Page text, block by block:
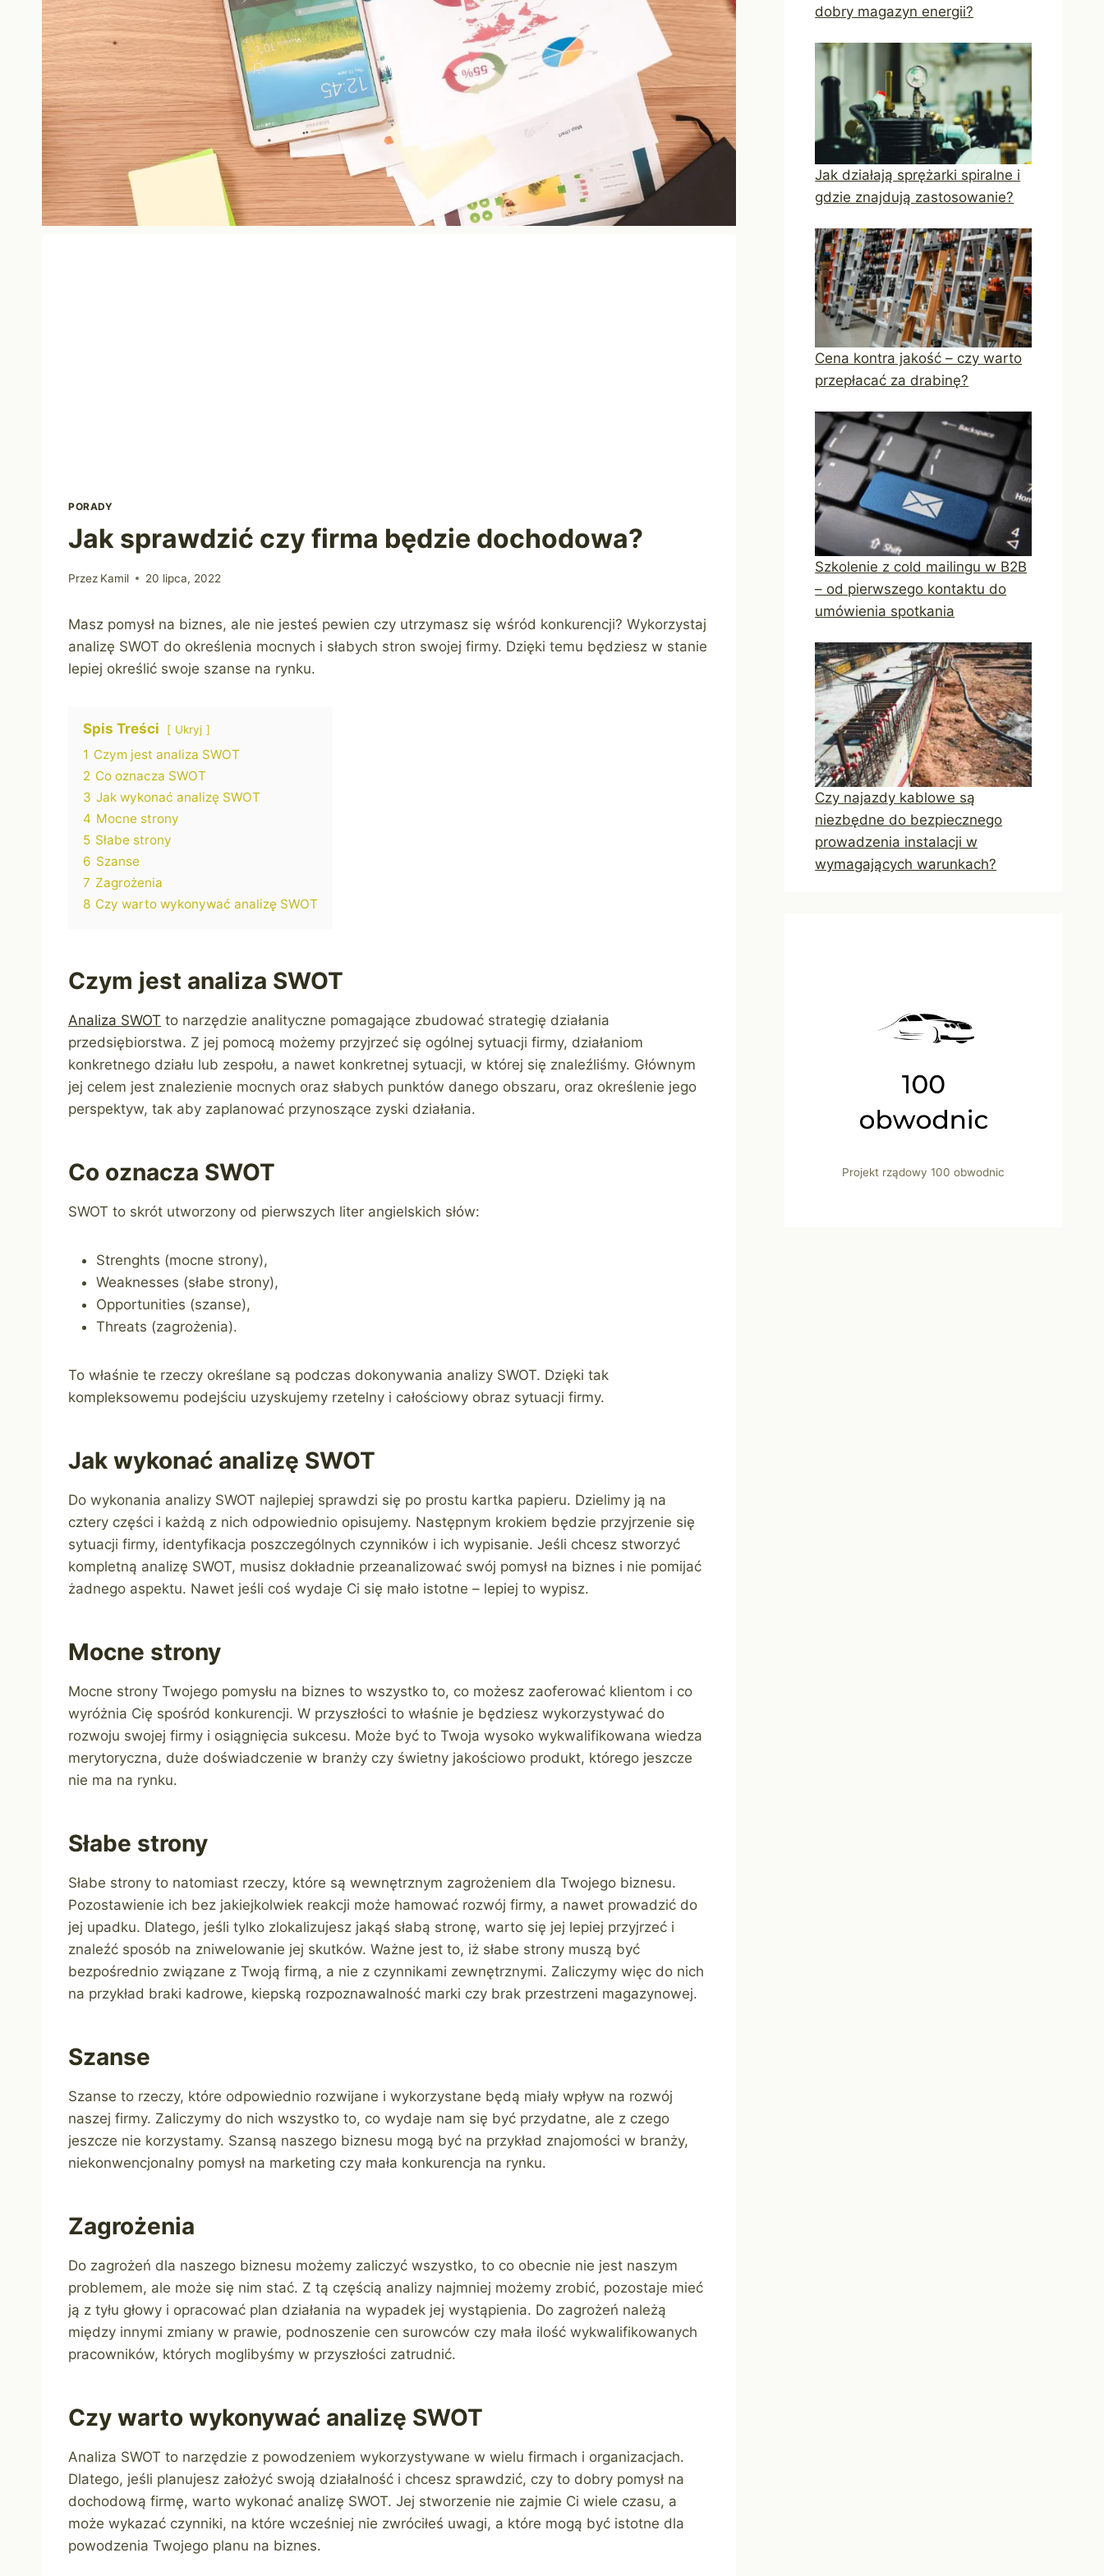
PORADY
Jak sprawdzić czy firma będzie dochodowa?
Przez Kamil 20 lipca, 2022
Masz pomysł na biznes, ale nie jesteś pewien czy utrzymasz się wśród konkurencji? Wykorzystaj
analizę SWOT do określenia mocnych i słabych stron swojej firmy. Dzięki temu będziesz w stanie
lepiej określić swoje szanse na rynku.
Spis Treści Ukryj
1 Czym jest analiza SWOT
2 Co oznacza SWOT
3 Jak wykonać analizę SWOT
4 Mocne strony
5 Słabe strony
6 Szanse
7 Zagrożenia
8 Czy warto wykonywać analizę SWOT
Czym jest analiza SWOT
Analiza SWOT to narzędzie analityczne pomagające zbudować strategię działania
przedsiębiorstwa. Z jej pomocą możemy przyjrzeć się ogólnej sytuacji firmy, działaniom
konkretnego działu lub zespołu, a nawet konkretnej sytuacji, w której się znaleźliśmy. Głównym
jej celem jest znalezienie mocnych oraz słabych punktów danego obszaru, oraz określenie jego
perspektyw, tak aby zaplanować przynoszące zyski działania.
Co oznacza SWOT
SWOT to skrót utworzony od pierwszych liter angielskich słów:
Strenghts (mocne strony),
Weaknesses (słabe strony),
Opportunities (szanse),
Threats (zagrożenia).
To właśnie te rzeczy określane są podczas dokonywania analizy SWOT. Dzięki tak
kompleksowemu podejściu uzyskujemy rzetelny i całościowy obraz sytuacji firmy.
Jak wykonać analizę SWOT
Do wykonania analizy SWOT najlepiej sprawdzi się po prostu kartka papieru. Dzielimy ją na
cztery części i każdą z nich odpowiednio opisujemy. Następnym krokiem będzie przyjrzenie się
sytuacji firmy, identyfikacja poszczególnych czynników i ich wypisanie. Jeśli chcesz stworzyć
kompletną analizę SWOT, musisz dokładnie przeanalizować swój pomysł na biznes i nie pomijać
żadnego aspektu. Nawet jeśli coś wydaje Ci się mało istotne – lepiej to wypisz.
Mocne strony
Mocne strony Twojego pomysłu na biznes to wszystko to, co możesz zaoferować klientom i co
wyróżnia Cię spośród konkurencji. W przyszłości to właśnie je będziesz wykorzystywać do
rozwoju swojej firmy i osiągnięcia sukcesu. Może być to Twoja wysoko wykwalifikowana wiedza
merytoryczna, duże doświadczenie w branży czy świetny jakościowo produkt, którego jeszcze
nie ma na rynku.
Słabe strony
Słabe strony to natomiast rzeczy, które są wewnętrznym zagrożeniem dla Twojego biznesu.
Pozostawienie ich bez jakiejkolwiek reakcji może hamować rozwój firmy, a nawet prowadzić do
jej upadku. Dlatego, jeśli tylko zlokalizujesz jakąś słabą stronę, warto się jej lepiej przyjrzeć i
znaleźć sposób na zniwelowanie jej skutków. Ważne jest to, iż słabe strony muszą być
bezpośrednio związane z Twoją firmą, a nie z czynnikami zewnętrznymi. Zaliczymy więc do nich
na przykład braki kadrowe, kiepską rozpoznawalność marki czy brak przestrzeni magazynowej.
Szanse
Szanse to rzeczy, które odpowiednio rozwijane i wykorzystane będą miały wpływ na rozwój
naszej firmy. Zaliczymy do nich wszystko to, co wydaje nam się być przydatne, ale z czego
jeszcze nie korzystamy. Szansą naszego biznesu mogą być na przykład znajomości w branży,
niekonwencjonalny pomysł na marketing czy mała konkurencja na rynku.
Zagrożenia
Do zagrożeń dla naszego biznesu możemy zaliczyć wszystko, to co obecnie nie jest naszym
problemem, ale może się nim stać. Z tą częścią analizy najmniej możemy zrobić, pozostaje mieć
ją z tyłu głowy i opracować plan działania na wypadek jej wystąpienia. Do zagrożeń należą
między innymi zmiany w prawie, podnoszenie cen surowców czy mała ilość wykwalifikowanych
pracowników, których moglibyśmy w przyszłości zatrudnić.
Czy warto wykonywać analizę SWOT
Analiza SWOT to narzędzie z powodzeniem wykorzystywane w wielu firmach i organizacjach.
Dlatego, jeśli planujesz założyć swoją działalność i chcesz sprawdzić, czy to dobry pomysł na
dochodową firmę, warto wykonać analizę SWOT. Jej stworzenie nie zajmie Ci wiele czasu, a
może wykazać czynniki, na które wcześniej nie zwróciłeś uwagi, a które mogą być istotne dla
powodzenia Twojego planu na biznes.
dobry magazyn energii?
Jak działają sprężarki spiralne i
gdzie znajdują zastosowanie?
Cena kontra jakość – czy warto
przepłacać za drabinę?
Szkolenie z cold mailingu w B2B
– od pierwszego kontaktu do
umówienia spotkania
Czy najazdy kablowe są
niezbędne do bezpiecznego
prowadzenia instalacji w
wymagających warunkach?
Projekt rządowy 100 obwodnic